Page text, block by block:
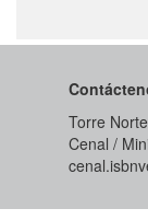
Torre
Cenal /